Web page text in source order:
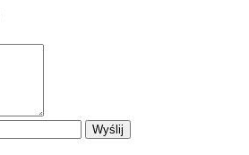
Wyślij